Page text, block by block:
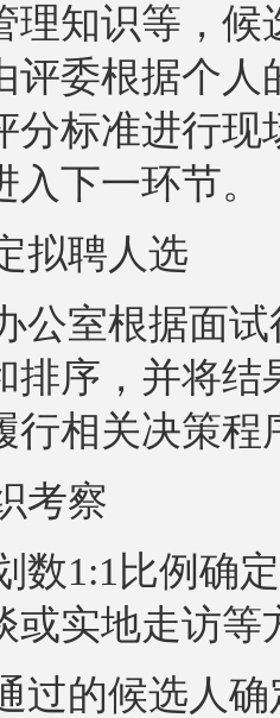
理知识等，
评委根据个
分标准进行现
下一环节。
拟聘人选
公室根据面
排序，并将
行相关决策
考察
数1:1比例确
或实地走访
过的候选人